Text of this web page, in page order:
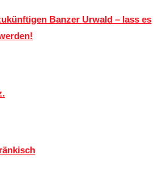
Banzer Urwald – lass es